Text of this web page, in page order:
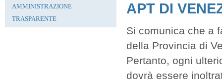
AMMINISTRAZIONE
TRASPARENTE
APT DI
Si comunica che a
della Provincia di
Pertanto, ogni
dovrà essere